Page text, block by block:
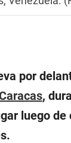
por
,
luego de